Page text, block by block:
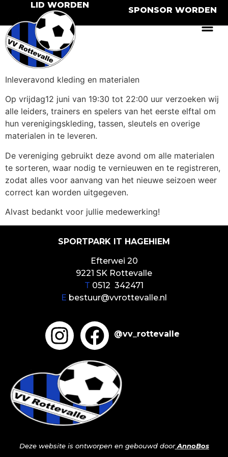
LID WORDEN
SPONSOR WORDEN
Inleveravond kleding en materialen
Op vrijdag12 juni van 19:30 tot 22:00 uur verzoeken wij
alle leiders, trainers en spelers van het eerste elftal om
hun verenigingskleding, tassen, sleutels en overige
materialen in te leveren.
De vereniging gebruikt deze avond om alle materialen
te sorteren, waar nodig te vernieuwen en te registreren,
zodat alles voor aanvang van het nieuwe seizoen weer
correct kan worden uitgegeven.
Alvast bedankt voor jullie medewerking!
SPORTPARK IT HAGEHIEM
Efterwei 20
9221 SK Rottevalle
T 0512 342471
E bestuur@vvrottevalle.nl
@vv_rottevalle
Deze website is ontworpen en gebouwd door AnnoBos